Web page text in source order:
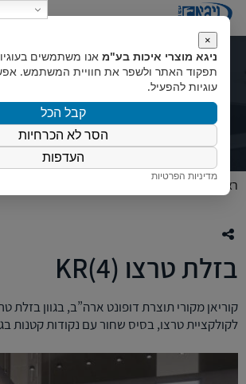
בזלת טרצו (4)KR
ראשי
בזלת טרצו (4)KR
קוריאן מקורי תוצרת דופונט ארה”ב, בגוון בזלת
לקולקציית טרצו, בסיס שחור עם נקודות קטנות
×
ניגא מוצרי איכות בע"מ אנו משתמשים
תפקוד האתר ולשפר את חוויית המשתמש.
עוגיות להפעיל.
קבל הכל
הסר לא הכרחיות
העדפות
מדיניות הפרטיות